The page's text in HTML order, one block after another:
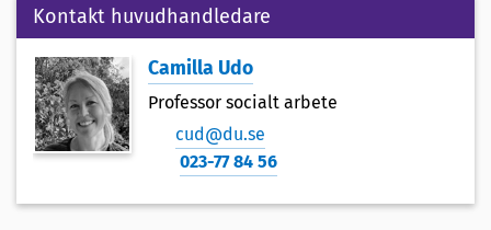
Kontakt huvudhandledare
Camilla Udo
Professor socialt arbete
cud@du.se
023-77 84 56